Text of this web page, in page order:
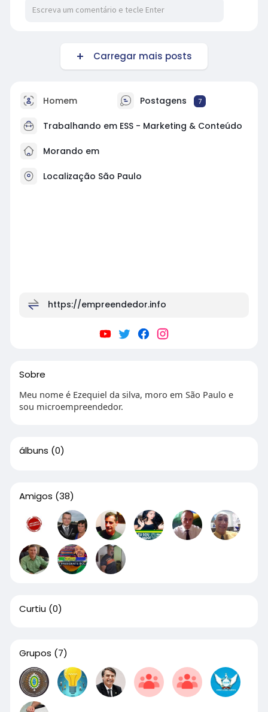
Carregar mais posts
Homem Postagens 7
Trabalhando em ESS - Marketing & Conteúdo
Morando em
Localização São Paulo
https://empreendedor.info
Sobre
Meu nome é Ezequiel da silva, moro em São Paulo e
sou microempreendedor.
álbuns (0)
Amigos (38)
Curtiu (0)
Grupos (7)